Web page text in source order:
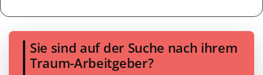
Sie sind auf der Suche nach ihrem
Traum-Arbeitgeber?